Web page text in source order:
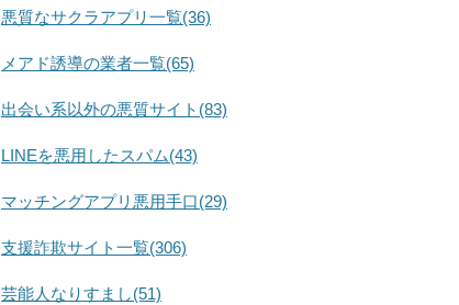
悪質なサクラアプリ一覧(36)
メアド誘導の業者一覧(65)
出会い系以外の悪質サイト(83)
LINEを悪用したスパム(43)
マッチングアプリ悪用手口(29)
支援詐欺サイト一覧(306)
芸能人なりすまし(51)